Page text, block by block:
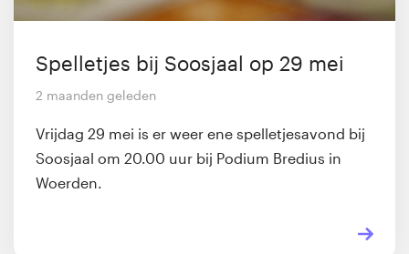
Spelletjes bij Soosjaal op 29 mei
2 maanden geleden
Vrijdag 29 mei is er weer ene spelletjesavond bij
Soosjaal om 20.00 uur bij Podium Bredius in
Woerden.